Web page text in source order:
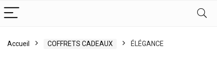
Accueil COFFRETS CADEAUX ÉLÉGANCE